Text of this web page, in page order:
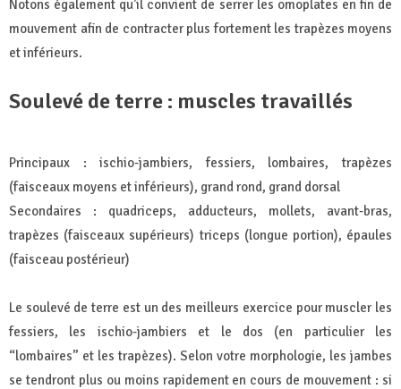
Notons également qu’il convient de serrer les omoplates en fin de
mouvement afin de contracter plus fortement les trapèzes moyens
et inférieurs.
Soulevé de terre : muscles travaillés
Principaux : ischio-jambiers, fessiers, lombaires, trapèzes
(faisceaux moyens et inférieurs), grand rond, grand dorsal
Secondaires : quadriceps, adducteurs, mollets, avant-bras,
trapèzes (faisceaux supérieurs) triceps (longue portion), épaules
(faisceau postérieur)
Le soulevé de terre est un des meilleurs exercice pour muscler les
fessiers, les ischio-jambiers et le dos (en particulier les
“lombaires” et les trapèzes). Selon votre morphologie, les jambes
se tendront plus ou moins rapidement en cours de mouvement : si